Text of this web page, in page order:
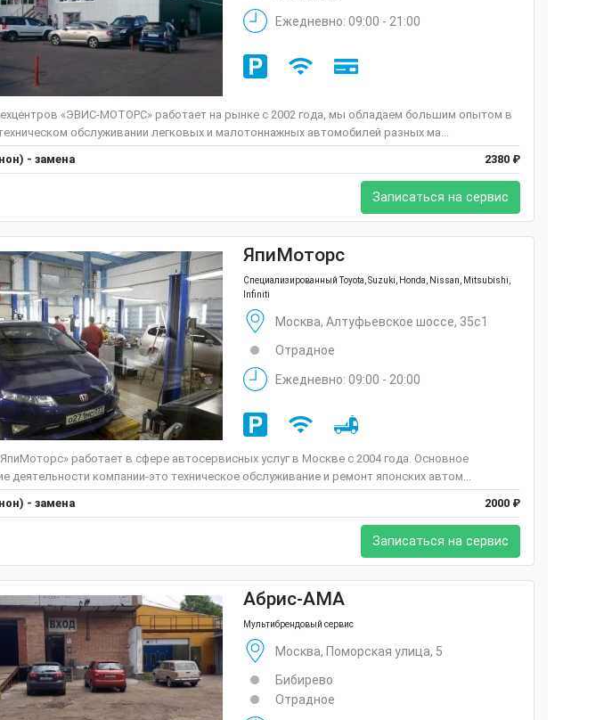
Ежедневно: 09:00 - 21:00
«ЭВИС-МОТОРС» работает на рынке c 2002 года, мы обладаем большим опытом в
обслуживании легковых и малотоннажных автомобилей разных ма...
- замена
2380 ₽
Записаться на сервис
ЯпиМоторс
Специализированный Toyota, Suzuki, Honda, Nissan, Mitsubishi,
Infiniti
Москва, Алтуфьевское шоссе, 35с1
Отрадное
Ежедневно: 09:00 - 20:00
работает в сфере автосервисных услуг в Москве с 2004 года. Основное
деятельности компании-это техническое обслуживание и ремонт японских автом...
- замена
2000 ₽
Записаться на сервис
Абрис-АМА
Мультибрендовый сервис
Москва, Поморская улица, 5
Бибирево
Отрадное